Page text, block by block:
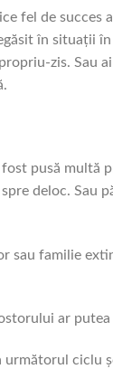
fel de succes
în situații
zis. Sau
pusă multă
deloc. Sau
sau familie
ar
ciclu